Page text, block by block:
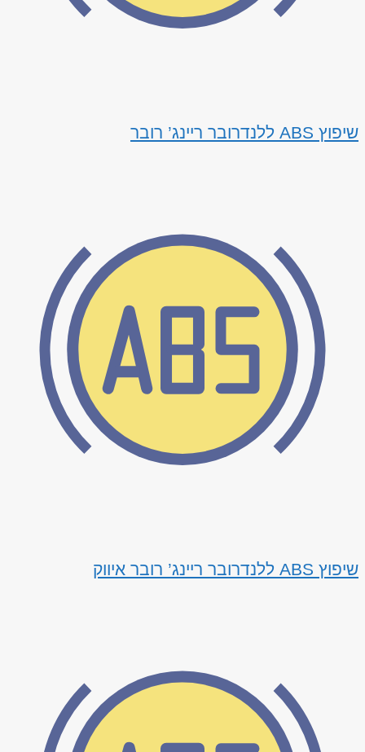
שיפוץ ABS ללנדרובר ריינג’ רובר
שיפוץ ABS ללנדרובר ריינג’ רובר איווק